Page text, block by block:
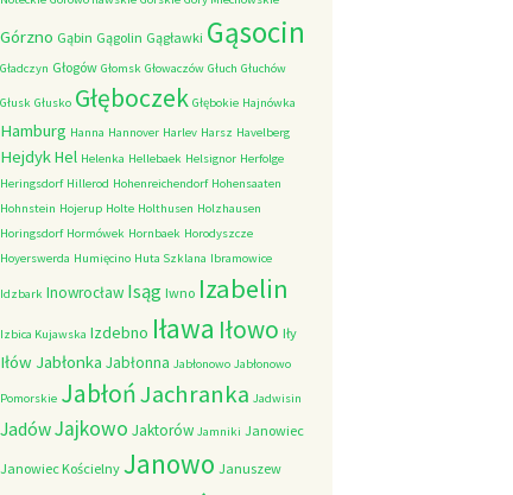
Górzno Gąbin Gągolin Gągławki Gąsocin
Gładczyn Głogów Głomsk Głowaczów Głuch Głuchów
Głusk Głusko Głęboczek Głębokie Hajnówka
Hamburg Hanna Hannover Harlev Harsz Havelberg
HejdykHel Helenka Hellebaek Helsignor Herfolge
Heringsdorf Hillerod Hohenreichendorf Hohensaaten
Hohnstein Hojerup Holte Holthusen Holzhausen
Horingsdorf Hormówek Hornbaek Horodyszcze
Hoyerswerda Humięcino Huta Szklana Ibramowice
Idzbark Inowrocław Isąg Iwno Izabelin
Izbica Kujawska Izdebno Iława Iłowo Iły
Iłów Jabłonka Jabłonna Jabłonowo Jabłonowo
Pomorskie JabłońJachranka Jadwisin
JadówJajkowo Jaktorów Jamniki Janowiec
Janowiec Kościelny Janowo Januszew